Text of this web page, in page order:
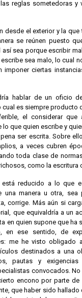
reglas sometedoras y
desde el exterior y la que
se reúnen puesto
sea porque escribir
sea malo, lo cual
imponer ciertas
hablar de un oficio
cual es siempre producto
el considerar que
que quien escribe y
ser escrita. Sobre
a veces cubren
toda clase de
como la escritura
reducido a lo que
una manera u otra, sea
corrige. Más aún si
que equivaldría a un
en quien supone que ha
en ese sentido, de
me he visto obligado
destinados a una
pautas y
convocados.
encono por parte
que haber sido